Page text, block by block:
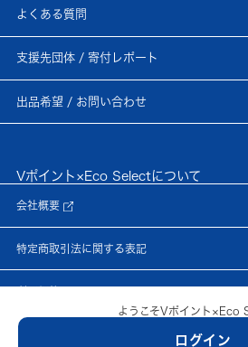
ようこそVポイント×Eco
ログイン
よくある質問
支援先団体 / 寄付レポート
出品希望 / お問い合わせ
Vポイント×Eco Selectについて
会社概要
特定商取引法に関する表記